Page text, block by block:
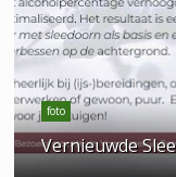
foto
Vernieuwde